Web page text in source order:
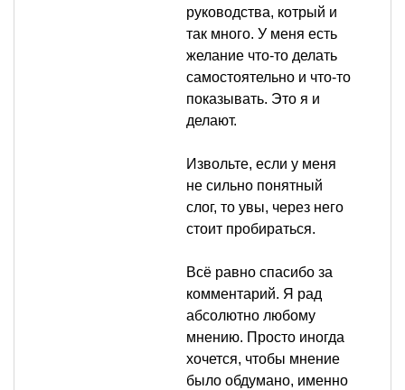
руководства, котрый и
так много. У меня есть
желание что-то делать
самостоятельно и что-то
показывать. Это я и
делают.
Извольте, если у меня
не сильно понятный
слог, то увы, через него
стоит пробираться.
Всё равно спасибо за
комментарий. Я рад
абсолютно любому
мнению. Просто иногда
хочется, чтобы мнение
было обдумано, именно